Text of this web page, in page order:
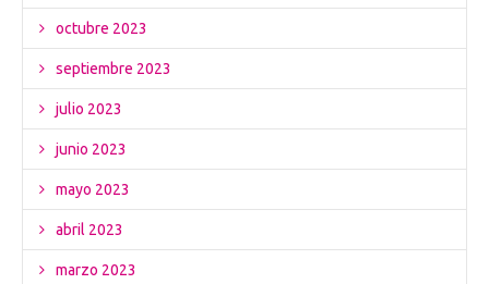
octubre 2023
septiembre 2023
julio 2023
junio 2023
mayo 2023
abril 2023
marzo 2023